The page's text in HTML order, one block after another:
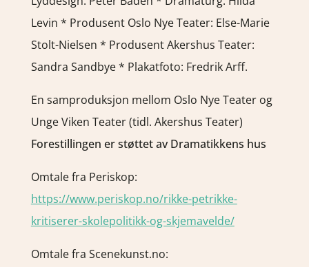
Levin * Produsent Oslo Nye Teater: Else-Marie
Stolt-Nielsen * Produsent Akershus Teater:
Sandra Sandbye * Plakatfoto: Fredrik Arff.
En samproduksjon mellom Oslo Nye Teater og
Unge Viken Teater (tidl. Akershus Teater)
Forestillingen er støttet av Dramatikkens hus
Omtale fra Periskop:
https://www.periskop.no/rikke-petrikke-
kritiserer-skolepolitikk-og-skjemavelde/
Omtale fra Scenekunst.no: